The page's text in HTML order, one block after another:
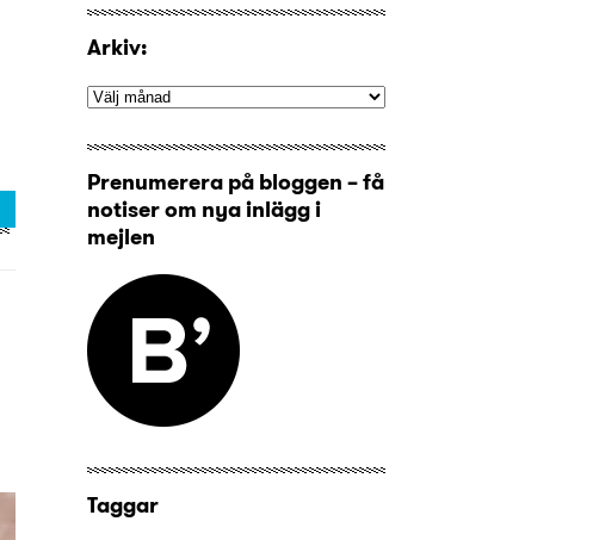
Arkiv:
Prenumerera på bloggen – få
notiser om nya inlägg i
mejlen
Taggar